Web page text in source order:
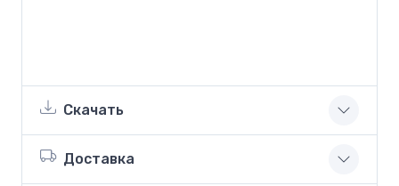
Скачать
Доставка